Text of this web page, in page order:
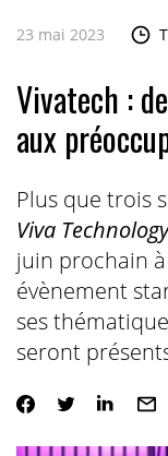
23 mai 2023
Vivatech :
aux
Plus que trois
Viva Technology
juin prochain
évènement
ses
seront